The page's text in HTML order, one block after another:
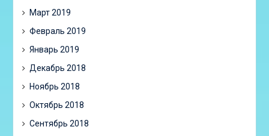
Март 2019
Февраль 2019
Январь 2019
Декабрь 2018
Ноябрь 2018
Октябрь 2018
Сентябрь 2018